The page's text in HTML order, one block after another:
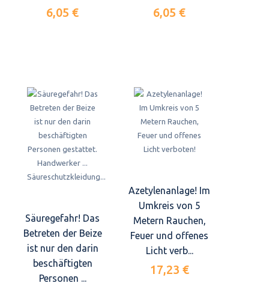
6,05 € 6,05 €
Säuregefahr! Das
Betreten der Beize
ist nur den darin
beschäftigten
Personen ...
Azetylenanlage! Im
Umkreis von 5
Metern Rauchen,
Feuer und offenes
Licht verb...
17,23 €